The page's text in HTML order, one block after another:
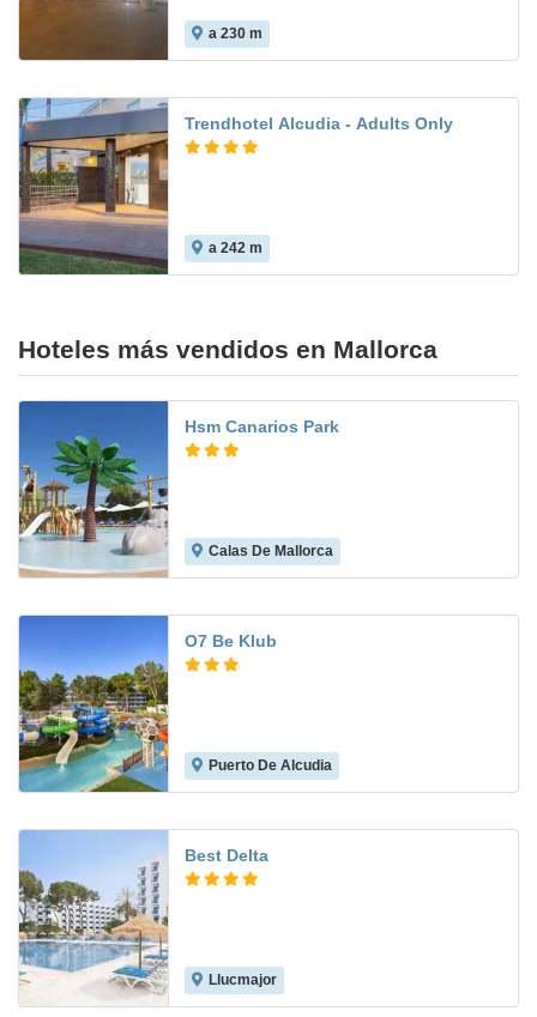
a 230 m
Trendhotel Alcudia - Adults Only
a 242 m
Hoteles más vendidos en Mallorca
Hsm Canarios Park
Calas De Mallorca
O7 Be Klub
Puerto De Alcudia
Best Delta
Llucmajor